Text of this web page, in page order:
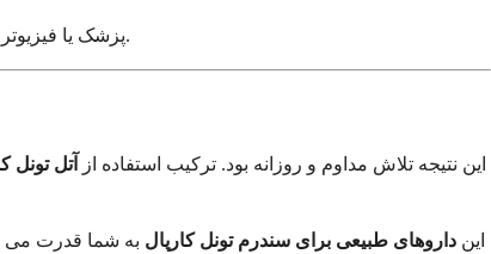
پزشک یا فیزیوتراپیست می تواند درمان های دیگری مانند تزریق کورتیکواستروئید را ارائه دهد یا شما را در مورد اینکه آیا جراحی یک گام ضروری است، راهنمایی کند.
این نتیجه تلاش مداوم و روزانه بود. ترکیب استفاده از آتل تونل
این داروهای طبیعی برای سندرم تونل کارپال به شما قدرت می